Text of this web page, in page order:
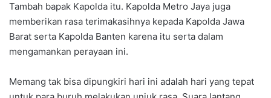
Tambah bapak Kapolda itu. Kapolda Metro Jaya juga
memberikan rasa terimakasihnya kepada Kapolda Jawa
Barat serta Kapolda Banten karena itu serta dalam
mengamankan perayaan ini.
Memang tak bisa dipungkiri hari ini adalah hari yang tepat